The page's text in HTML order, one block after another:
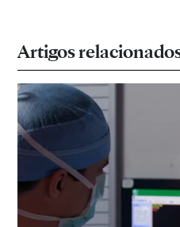
Artigos